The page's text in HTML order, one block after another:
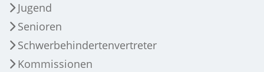
Jugend
Senioren
Schwerbehindertenvertreter
Kommissionen